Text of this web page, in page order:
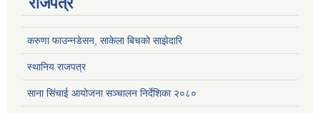
करुणा फाउन्नडेसन, साकेला बिचको साझेदारि
स्थानिय राजपत्र
साना सिंचाई आयोजना सञ्चालन निर्देशिका २०८०